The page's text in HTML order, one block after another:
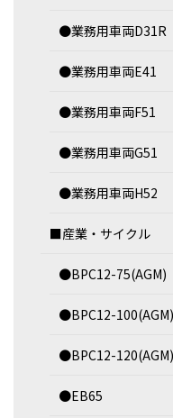
●業務用車両D31R
●業務用車両E41
●業務用車両F51
●業務用車両G51
●業務用車両H52
■産業・サイクル
●BPC12-75(AGM)
●BPC12-100(AGM)
●BPC12-120(AGM)
●EB65